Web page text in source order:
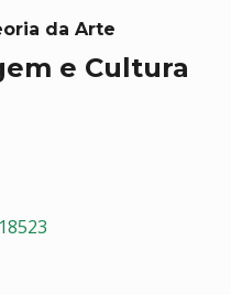
da Arte
e Cultura